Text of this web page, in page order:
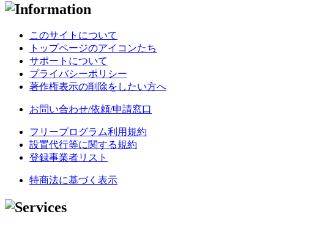
このサイトについて
トップページのアイコンたち
サポートについて
プライバシーポリシー
著作権表示の削除をしたい方へ
お問い合わせ/依頼/申請窓口
フリープログラム利用規約
設置代行等に関する規約
登録事業者リスト
特商法に基づく表示